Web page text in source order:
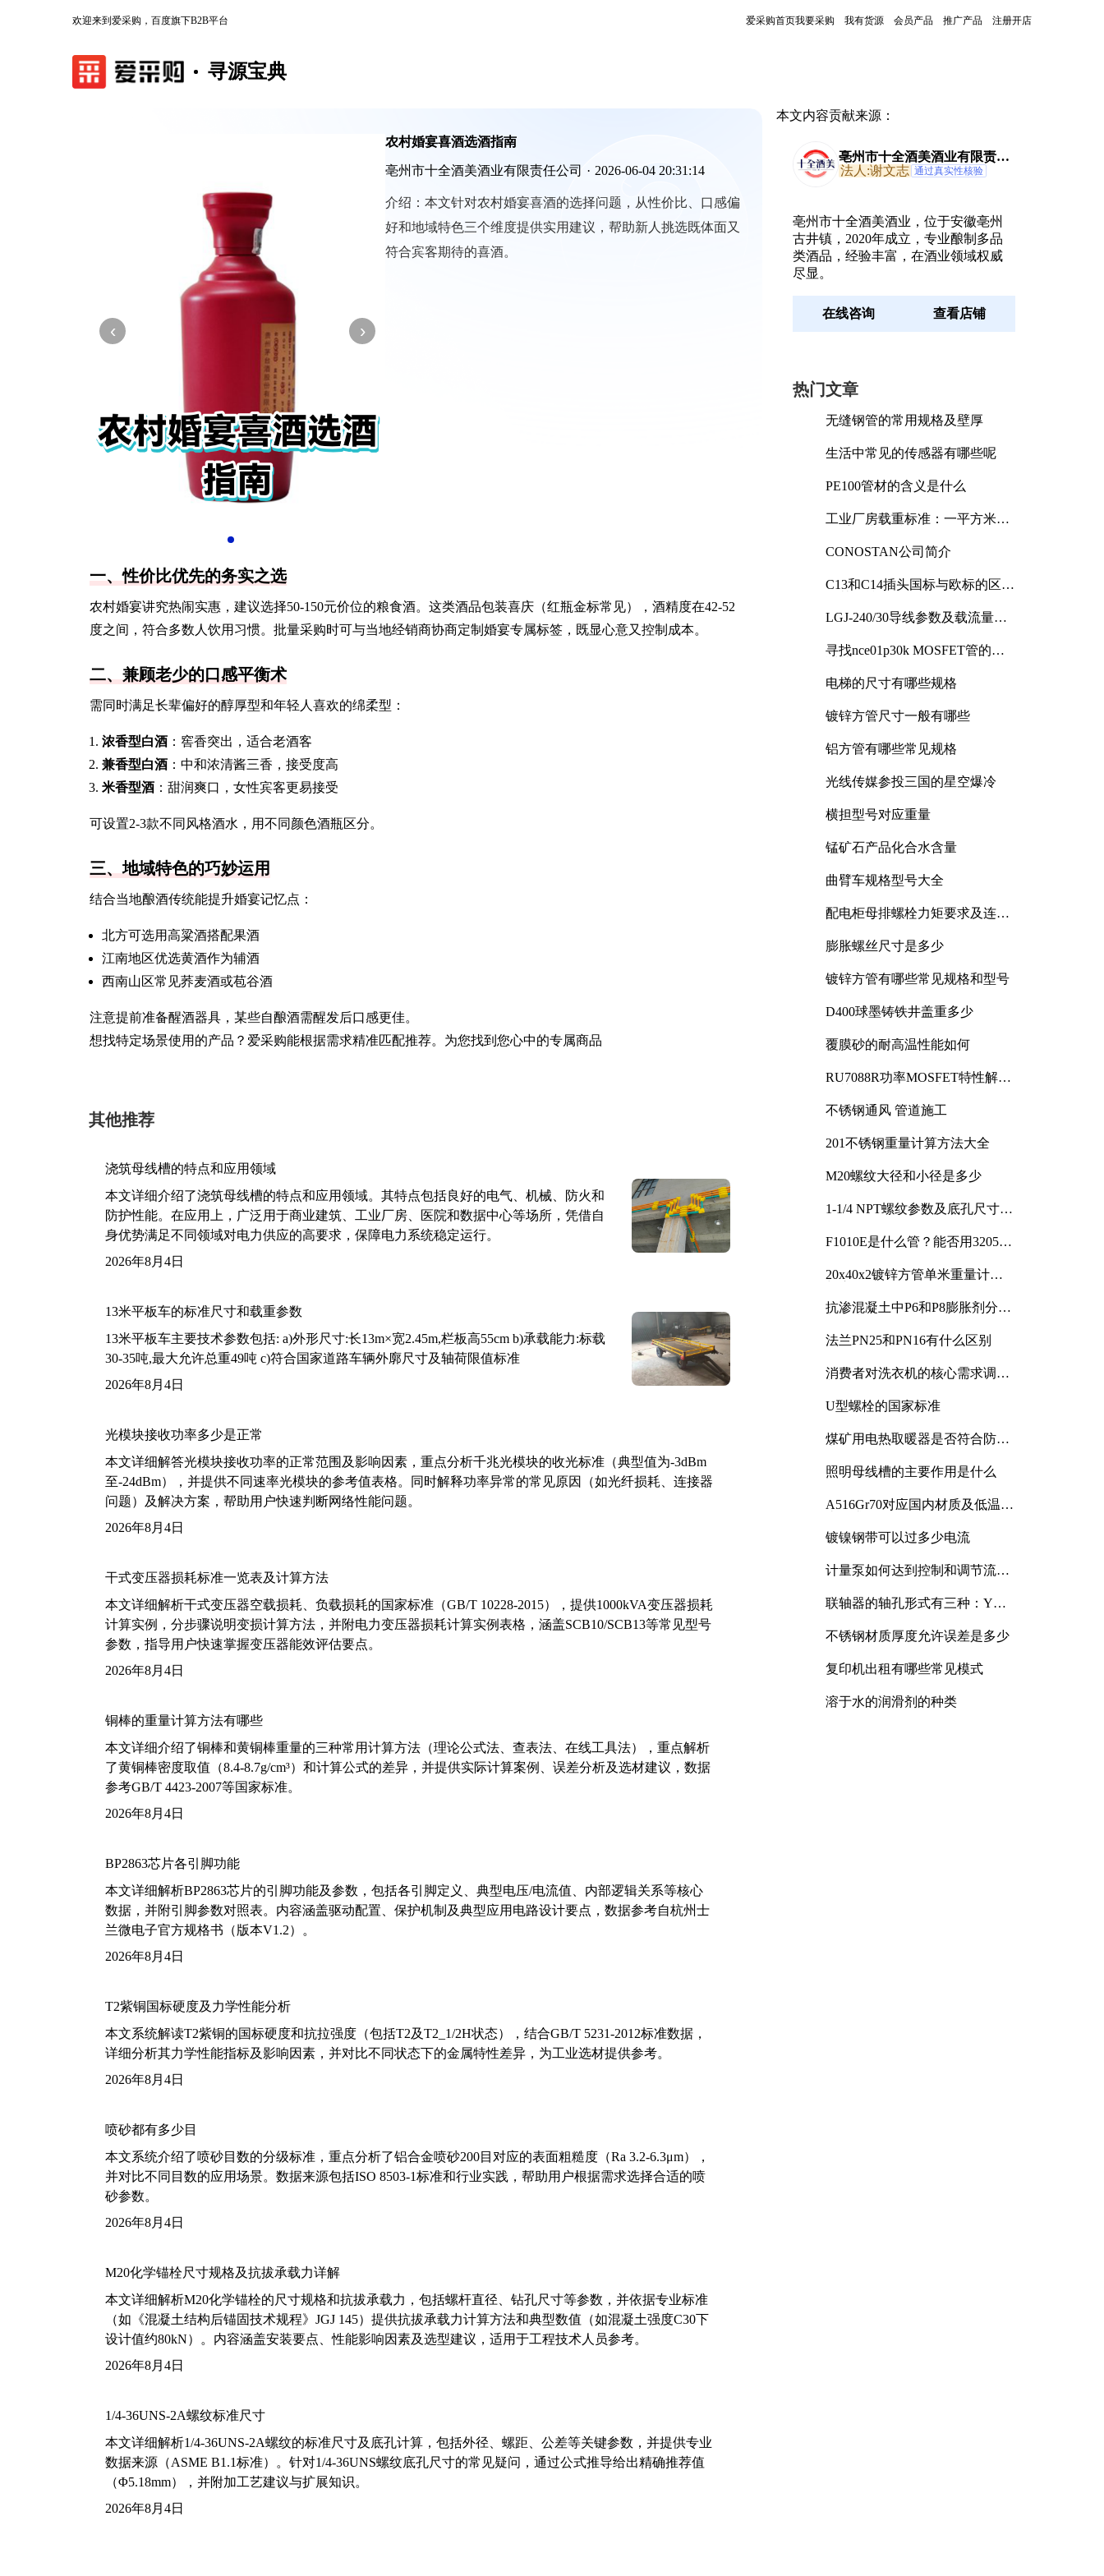
欢迎来到爱采购，百度旗下B2B平台 爱采购首页我要采购 我有货源 会员产品 推广产品 注册开店
寻源宝典
‹ ›
农村婚宴喜酒选酒指南
亳州市十全酒美酒业有限责任公司 · 2026-06-04 20:31:14
介绍： 本文针对农村婚宴喜酒的选择问题，从性价比、口感偏
好和地域特色三个维度提供实用建议，帮助新人挑选既体面又
符合宾客期待的喜酒。
一、性价比优先的务实之选
农村婚宴讲究热闹实惠，建议选择50-150元价位的粮食酒。这类酒品包装喜庆（红瓶金标常见），酒精度在42-52
度之间，符合多数人饮用习惯。批量采购时可与当地经销商协商定制婚宴专属标签，既显心意又控制成本。
二、兼顾老少的口感平衡术
需同时满足长辈偏好的醇厚型和年轻人喜欢的绵柔型：
浓香型白酒 ：窖香突出，适合老酒客
兼香型白酒 ：中和浓清酱三香，接受度高
米香型酒 ：甜润爽口，女性宾客更易接受
可设置2-3款不同风格酒水，用不同颜色酒瓶区分。
三、地域特色的巧妙运用
结合当地酿酒传统能提升婚宴记忆点：
北方可选用高粱酒搭配果酒
江南地区优选黄酒作为辅酒
西南山区常见荞麦酒或苞谷酒
注意提前准备醒酒器具，某些自酿酒需醒发后口感更佳。
想找特定场景使用的产品？爱采购能根据需求精准匹配推荐。为您找到您心中的专属商品
其他推荐
浇筑母线槽的特点和应用领域
本文详细介绍了浇筑母线槽的特点和应用领域。其特点包括良好的电气、机械、防火和
防护性能。在应用上，广泛用于商业建筑、工业厂房、医院和数据中心等场所，凭借自
身优势满足不同领域对电力供应的高要求，保障电力系统稳定运行。
2026年8月4日
13米平板车的标准尺寸和载重参数
13米平板车主要技术参数包括: a)外形尺寸:长13m×宽2.45m,栏板高55cm b)承载能力:标载
30-35吨,最大允许总重49吨 c)符合国家道路车辆外廓尺寸及轴荷限值标准
2026年8月4日
光模块接收功率多少是正常
本文详细解答光模块接收功率的正常范围及影响因素，重点分析千兆光模块的收光标准（典型值为-3dBm
至-24dBm），并提供不同速率光模块的参考值表格。同时解释功率异常的常见原因（如光纤损耗、连接器
问题）及解决方案，帮助用户快速判断网络性能问题。
2026年8月4日
干式变压器损耗标准一览表及计算方法
本文详细解析干式变压器空载损耗、负载损耗的国家标准（GB/T 10228-2015），提供1000kVA变压器损耗
计算实例，分步骤说明变损计算方法，并附电力变压器损耗计算实例表格，涵盖SCB10/SCB13等常见型号
参数，指导用户快速掌握变压器能效评估要点。
2026年8月4日
铜棒的重量计算方法有哪些
本文详细介绍了铜棒和黄铜棒重量的三种常用计算方法（理论公式法、查表法、在线工具法），重点解析
了黄铜棒密度取值（8.4-8.7g/cm³）和计算公式的差异，并提供实际计算案例、误差分析及选材建议，数据
参考GB/T 4423-2007等国家标准。
2026年8月4日
BP2863芯片各引脚功能
本文详细解析BP2863芯片的引脚功能及参数，包括各引脚定义、典型电压/电流值、内部逻辑关系等核心
数据，并附引脚参数对照表。内容涵盖驱动配置、保护机制及典型应用电路设计要点，数据参考自杭州士
兰微电子官方规格书（版本V1.2）。
2026年8月4日
T2紫铜国标硬度及力学性能分析
本文系统解读T2紫铜的国标硬度和抗拉强度（包括T2及T2_1/2H状态），结合GB/T 5231-2012标准数据，
详细分析其力学性能指标及影响因素，并对比不同状态下的金属特性差异，为工业选材提供参考。
2026年8月4日
喷砂都有多少目
本文系统介绍了喷砂目数的分级标准，重点分析了铝合金喷砂200目对应的表面粗糙度（Ra 3.2-6.3μm），
并对比不同目数的应用场景。数据来源包括ISO 8503-1标准和行业实践，帮助用户根据需求选择合适的喷
砂参数。
2026年8月4日
M20化学锚栓尺寸规格及抗拔承载力详解
本文详细解析M20化学锚栓的尺寸规格和抗拔承载力，包括螺杆直径、钻孔尺寸等参数，并依据专业标准
（如《混凝土结构后锚固技术规程》JGJ 145）提供抗拔承载力计算方法和典型数值（如混凝土强度C30下
设计值约80kN）。内容涵盖安装要点、性能影响因素及选型建议，适用于工程技术人员参考。
2026年8月4日
1/4-36UNS-2A螺纹标准尺寸
本文详细解析1/4-36UNS-2A螺纹的标准尺寸及底孔计算，包括外径、螺距、公差等关键参数，并提供专业
数据来源（ASME B1.1标准）。针对1/4-36UNS螺纹底孔尺寸的常见疑问，通过公式推导给出精确推荐值
（Φ5.18mm），并附加工艺建议与扩展知识。
2026年8月4日
本文内容贡献来源：
亳州市十全酒美酒业有限责任
公司
法人:谢文志 通过真实性核验
亳州市十全酒美酒业，位于安徽亳州
古井镇，2020年成立，专业酿制多品
类酒品，经验丰富，在酒业领域权威
尽显。
在线咨询 查看店铺
热门文章
无缝钢管的常用规格及壁厚
生活中常见的传感器有哪些呢
PE100管材的含义是什么
工业厂房载重标准：一平方米能
CONOSTAN公司简介
C13和C14插头国标与欧标的区别
LGJ-240/30导线参数及载流量解
寻找nce01p30k MOSFET管的合
电梯的尺寸有哪些规格
镀锌方管尺寸一般有哪些
铝方管有哪些常见规格
光线传媒参投三国的星空爆冷
横担型号对应重量
锰矿石产品化合水含量
曲臂车规格型号大全
配电柜母排螺栓力矩要求及连接
膨胀螺丝尺寸是多少
镀锌方管有哪些常见规格和型号
D400球墨铸铁井盖重多少
覆膜砂的耐高温性能如何
RU7088R功率MOSFET特性解析
不锈钢通风 管道施工
201不锈钢重量计算方法大全
M20螺纹大径和小径是多少
1-1/4 NPT螺纹参数及底孔尺寸详
F1010E是什么管？能否用3205或
20x40x2镀锌方管单米重量计算
抗渗混凝土中P6和P8膨胀剂分别
法兰PN25和PN16有什么区别
消费者对洗衣机的核心需求调研
U型螺栓的国家标准
煤矿用电热取暖器是否符合防爆
照明母线槽的主要作用是什么
A516Gr70对应国内材质及低温冲
镀镍钢带可以过多少电流
计量泵如何达到控制和调节流量
联轴器的轴孔形式有三种：Y
不锈钢材质厚度允许误差是多少
复印机出租有哪些常见模式
溶于水的润滑剂的种类